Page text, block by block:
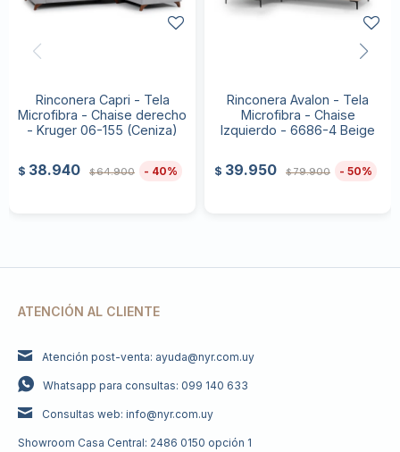
Rinconera Capri - Tela
Microfibra - Chaise derecho
- Kruger 06-155 (Ceniza)
$ 38.940 $64.900 40
Rinconera Avalon - Tela
Microfibra - Chaise
Izquierdo - 6686-4 Beige
$ 39.950 $79.900 50
ATENCIÓN AL CLIENTE
Atención post-venta: ayuda@nyr.com.uy
Whatsapp para consultas: 099 140 633
Consultas web: info@nyr.com.uy
Showroom Casa Central: 2486 0150 opción 1